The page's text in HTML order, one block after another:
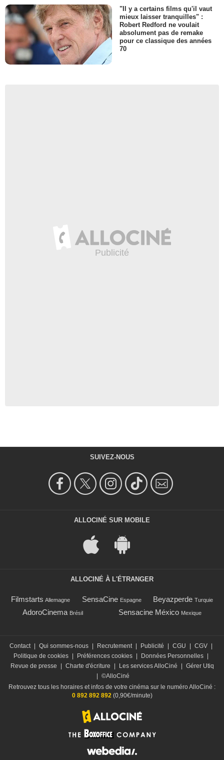
"Il y a certains films qu'il vaut
mieux laisser tranquilles" :
Robert Redford ne voulait
absolument pas de remake
pour ce classique des années
70
SUIVEZ-NOUS
ALLOCINÉ SUR MOBILE
ALLOCINÉ À L'ÉTRANGER
Filmstarts Allemagne SensaCine Espagne Beyazperde Turquie
AdoroCinema Brésil Sensacine México Mexique
Contact Qui sommes-nous Recrutement Publicité CGU CGV
Politique de cookies
Préférences cookies Données Personnelles
Revue de presse
Charte d'écriture Les services AlloCiné
Gérer Utiq
©AlloCiné
Retrouvez tous les horaires et infos de votre cinéma sur le numéro AlloCiné :
0 892 892 892(0,90€/minute)